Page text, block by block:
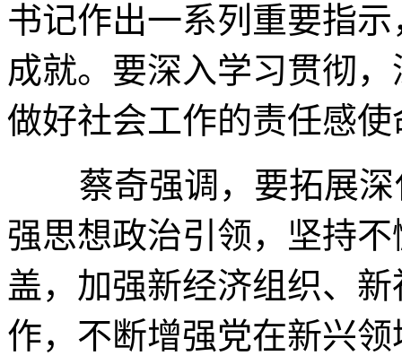
书记作出一系列重要指
成就。要深入学习贯彻
做好社会工作的责任感
蔡奇强调，要拓展深
强思想政治引领，坚持
盖，加强新经济组织、
作，不断增强党在新兴